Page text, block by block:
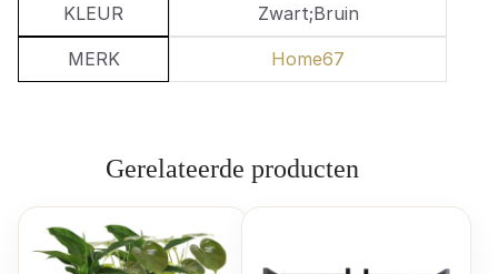
KLEUR Zwart;Bruin
MERK Home67
Gerelateerde producten